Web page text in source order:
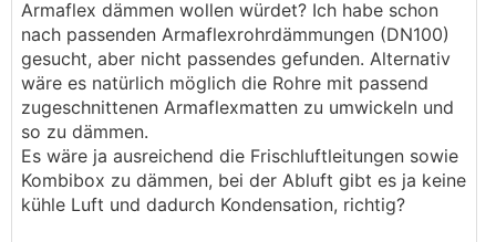
Entfeuchtungs-Funktion:
In Italien gibt es ein paar Hersteller, die sowas bauen.
Da ich mich nun schon länger und intensiv damit
beschäftige, und es einfach nichts brauchbares dazu
am Markt in Ö und D gibt, hab ich Gespräche mit
Firma RDZ gestartet, und darf nun deren Geräte hier
vertreiben.
Damit nicht alles doppelt erklärt werden muss, ist
Armaflex dämmen wollen würdet? Ich habe schon
nach passenden Armaflexrohrdämmungen (DN100)
gesucht, aber nicht passendes gefunden. Alternativ
wäre es natürlich möglich die Rohre mit passend
zugeschnittenen Armaflexmatten zu umwickeln und
so zu dämmen.
Es wäre ja ausreichend die Frischluftleitungen sowie
Kombibox zu dämmen, bei der Abluft gibt es ja keine
kühle Luft und dadurch Kondensation, richtig?